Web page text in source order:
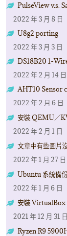
PulseView v.s.
2022 年 3 月 8 日
U8g2 porting
2022 年 3 月 3 日
DS18B20 1-
2022 年 2 月 14 日
AHT10 Sensor
2022 年 2 月 6 日
安裝 QEMU／
2022 年 2 月 1 日
文章中有些圖片
2022 年 1 月 27 日
Ubuntu 系統備
2022 年 1 月 6 日
安裝 VirtualBox
2021 年 12 月 31 日
Ryzen R9